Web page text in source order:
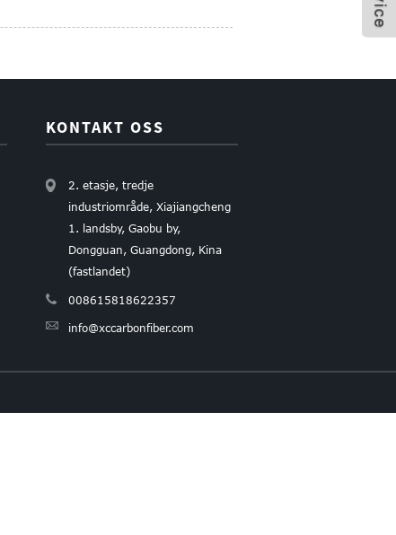
KONTAKT OSS
2. etasje, tredje
industriområde, Xiajiangcheng
1. landsby, Gaobu by,
Dongguan, Guangdong, Kina
(fastlandet)
008615818622357
info@xccarbonfiber.com